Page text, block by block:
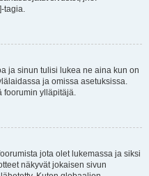
tagia.
ja sinun tulisi lukea ne aina kun on
ja omissa asetuksissa.
foorumin ylläpitäjä.
jota olet lukemassa ja siksi
näkyvät jokaisen sivun